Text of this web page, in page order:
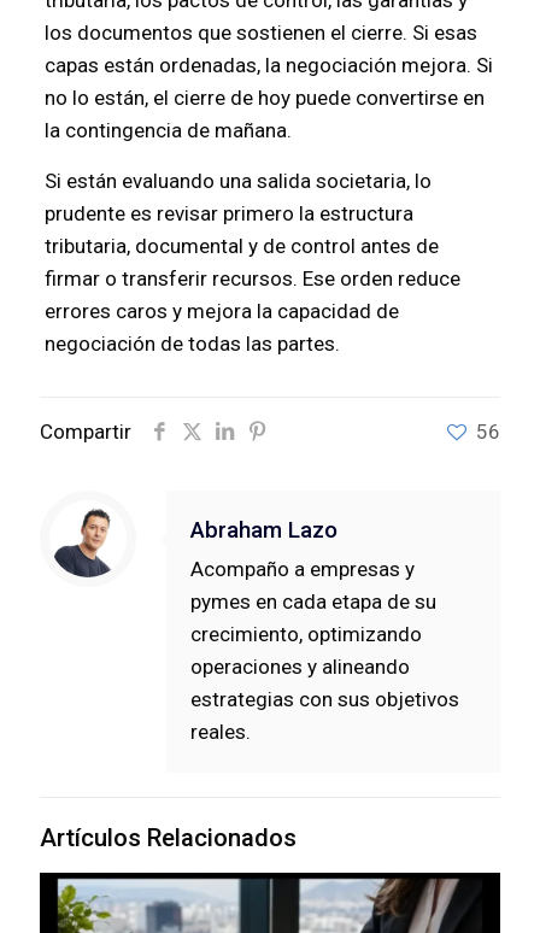
los documentos que sostienen el cierre. Si esas
capas están ordenadas, la negociación mejora. Si
no lo están, el cierre de hoy puede convertirse en
la contingencia de mañana.
Si están evaluando una salida societaria, lo
prudente es revisar primero la estructura
tributaria, documental y de control antes de
firmar o transferir recursos. Ese orden reduce
errores caros y mejora la capacidad de
negociación de todas las partes.
Compartir 56
Abraham Lazo
Acompaño a empresas y
pymes en cada etapa de su
crecimiento, optimizando
operaciones y alineando
estrategias con sus objetivos
reales.
Artículos Relacionados